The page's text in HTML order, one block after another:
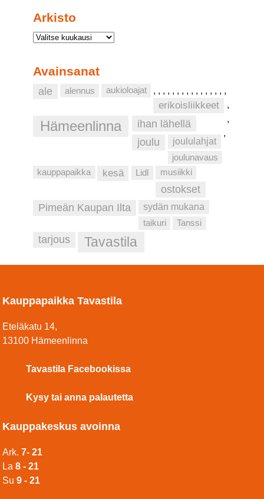
Arkisto
Avainsanat
ale ,
alennus ,
aukioloajat ,
erikoisliikkeet
,
Hämeenlinna
,
ihan lähellä
,
joulu
,
joululahjat
,
joulunavaus
,
kauppapaikka
,
kesä
,
Lidl
,
musiikki
,
ostokset
,
Pimeän Kaupan Ilta
,
sydän mukana
,
taikuri
,
Tanssi
,
tarjous
,
Tavastila
Kauppapaikka Tavastila
Eteläkatu 14,
13100 Hämeenlinna
Tavastila Facebookissa
Kysy tai anna palautetta
Kauppakeskus avoinna
Ark.7- 21
La8 - 21
Su9 - 21